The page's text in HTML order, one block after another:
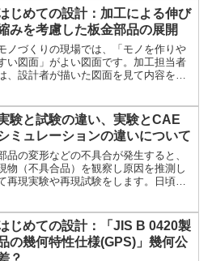
体をイメージすること」について説明
ます。
じめての設計：加工による伸び
みを考慮した板金部品の展開
ノづくりの現場では、「モノを作りや
い図面」がよい図面です。加工担当者
、設計者が描いた図面を見て内容を読
て、L字金具を例に折り曲げ加工と展開
について説明します。
験と試験の違い、実験とCAE
ミュレーションの違いについて
品の変形などの不具合が発生すると、
物（不具合品）を観察し原因を推測し
再現実験や再現試験をします。日頃、
ないイメージがありますが実験と試験
似て非なるものです。
じめての設計：「JIS B 0420製
の幾何特性仕様(GPS)」幾何公